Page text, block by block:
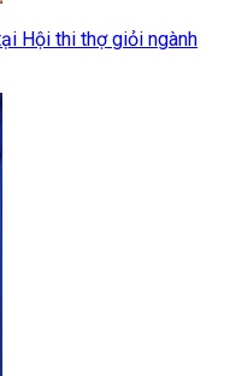
Hội thi thợ giỏi ngành